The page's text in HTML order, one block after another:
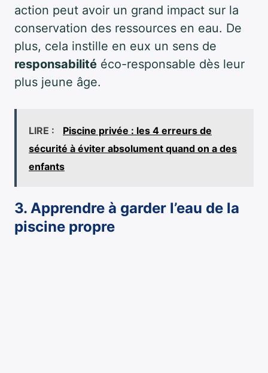
action peut avoir un grand impact sur la
conservation des ressources en eau. De
plus, cela instille en eux un sens de
responsabilité éco-responsable dès leur
plus jeune âge.
LIRE :
Piscine privée : les 4 erreurs de
sécurité à éviter absolument quand on a des
enfants
3. Apprendre à garder l’eau de la
piscine propre